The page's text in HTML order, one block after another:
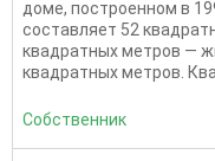
доме, построенном в
составляет 52
квадратных метров —
квадратных метров.
Собственник